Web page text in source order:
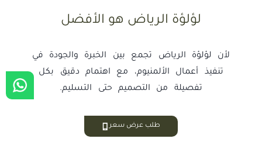
لؤلؤة الرياض هو الأفضل
لأن لؤلؤة الرياض تجمع بين الخبرة والجودة في
تنفيذ أعمال الألمنيوم، مع اهتمام دقيق بكل
تفصيلة من التصميم حتى التسليم.
طلب عرض سعر